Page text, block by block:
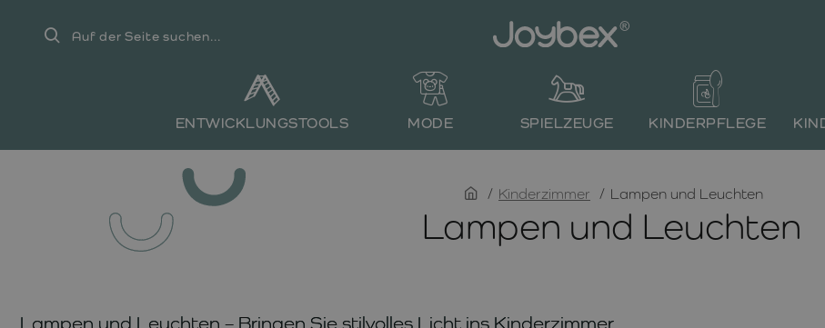
Auf
ENTWICKLUNGSTOOLS MODE SPIELZEUGE KINDERPFLEGE
Lampen und Leuchten
homeKinderzimmer Lampen und Leuchten
Lampen und Leuchten – Bringen Sie stilvolles Licht ins Kinderzimmer